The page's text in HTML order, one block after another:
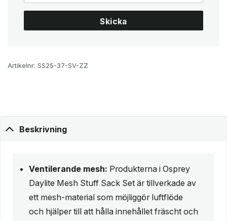
Skicka
Artikelnr: SS25-37-SV-ZZ
Beskrivning
Ventilerande mesh: Produkterna i Osprey
Daylite Mesh Stuff Sack Set är tillverkade av
ett mesh-material som möjliggör luftflöde
och hjälper till att hålla innehållet fräscht och